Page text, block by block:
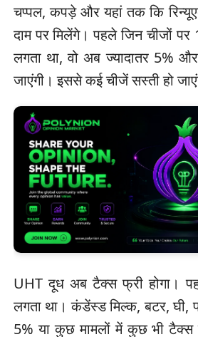
चप्पल, कपड़े और यहां तक कि
दाम पर मिलेंगे। पहले जिन चीजों
लगता था, वो अब ज्यादातर 5%
जाएंगी। इससे कई चीजें सस्ती हो
UHT दूध अब टैक्स फ्री होगा।
लगता था। कंडेंस्ड मिल्क, बटर, घी,
5% या कुछ मामलों में कुछ भी टैक्स